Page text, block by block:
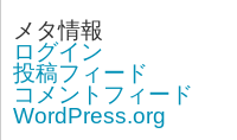
メタ情報
ログイン
投稿フィード
コメントフィード
WordPress.org